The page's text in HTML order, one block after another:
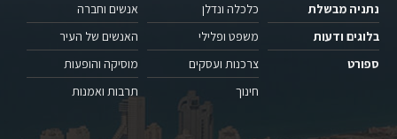
נתניה מבשלת
בלוגים ודעות
ספורט
כלכלה ונדלן
משפט ופלילי
צרכנות ועסקים
חינוך
אנשים וחברה
האנשים של העיר
מוסיקה והופעות
תרבות ואמנות